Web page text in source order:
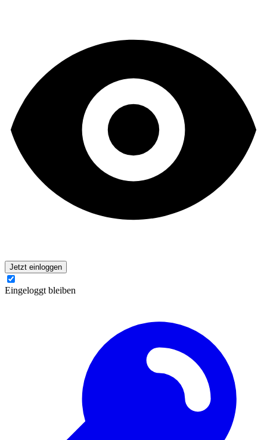
Jetzt einloggen
Eingeloggt bleiben